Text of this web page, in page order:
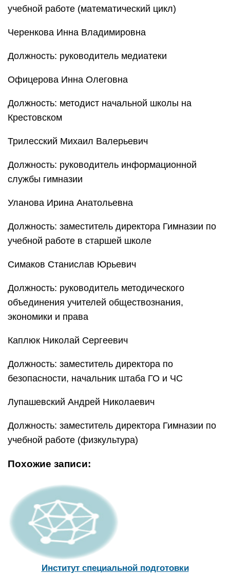
учебной работе (математический цикл)
Черенкова Инна Владимировна
Должность: руководитель медиатеки
Офицерова Инна Олеговна
Должность: методист начальной школы на
Крестовском
Трилесский Михаил Валерьевич
Должность: руководитель информационной
службы гимназии
Уланова Ирина Анатольевна
Должность: заместитель директора Гимназии по
учебной работе в старшей школе
Симаков Станислав Юрьевич
Должность: руководитель методического
объединения учителей обществознания,
экономики и права
Каплюк Николай Сергеевич
Должность: заместитель директора по
безопасности, начальник штаба ГО и ЧС
Лупашевский Андрей Николаевич
Должность: заместитель директора Гимназии по
учебной работе (физкультура)
Похожие записи:
Институт специальной подготовки